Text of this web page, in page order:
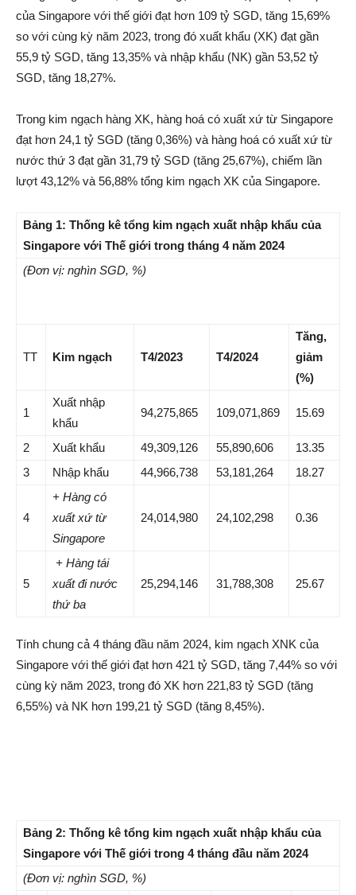
của Singapore với thế giới đạt hơn 109 tỷ SGD, tăng 15,69%
so với cùng kỳ năm 2023, trong đó xuất khẩu (XK) đạt gần
55,9 tỷ SGD, tăng 13,35% và nhập khẩu (NK) gần 53,52 tỷ
SGD, tăng 18,27%.
Trong kim ngạch hàng XK, hàng hoá có xuất xứ từ Singapore
đạt hơn 24,1 tỷ SGD (tăng 0,36%) và hàng hoá có xuất xứ từ
nước thứ 3 đạt gần 31,79 tỷ SGD (tăng 25,67%), chiếm lần
lượt 43,12% và 56,88% tổng kim ngạch XK của Singapore.
Bảng 1: Thống kê tổng kim ngạch xuất nhập khẩu của
Singapore với Thế giới trong tháng 4 năm 2024
(Đơn vị: nghìn SGD, %)
TT Kim ngạch T4/2023 T4/2024
Tăng,
giảm
(%)
1
Xuất nhập
khẩu
94,275,865 109,071,869 15.69
2 Xuất khẩu 49,309,126 55,890,606
13.35
3
Nhập khẩu 44,966,738 53,181,264 18.27
4
+ Hàng có
xuất xứ từ
Singapore
24,014,980 24,102,298 0.36
5
+ Hàng tái
xuất đi nước
thứ ba
25,294,146 31,788,308 25.67
Tính chung cả 4 tháng đầu năm 2024, kim ngạch XNK của
Singapore với thế giới đạt hơn 421 tỷ SGD, tăng 7,44% so với
cùng kỳ năm 2023, trong đó XK hơn 221,83 tỷ SGD (tăng
6,55%) và NK hơn 199,21 tỷ SGD (tăng 8,45%).
Bảng 2: Thống kê tổng kim ngạch xuất nhập khẩu của
Singapore với Thế giới trong 4 tháng đầu năm 2024
(Đơn vị: nghìn SGD, %)